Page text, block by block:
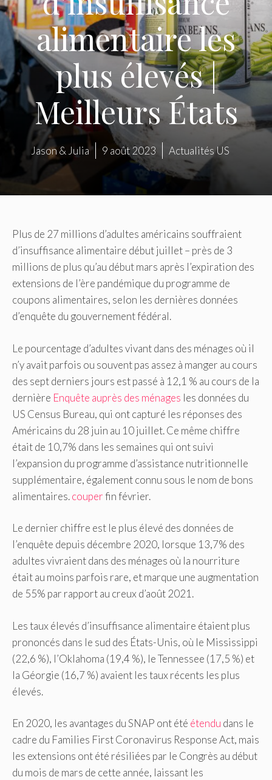
alimentaire les
plus élevés |
Meilleurs États
Jason & Julia 9 août 2023 Actualités US
Plus de 27 millions d’adultes américains souffraient
d’insuffisance alimentaire début juillet – près de 3
millions de plus qu’au début mars après l’expiration des
extensions de l’ère pandémique du programme de
coupons alimentaires, selon les dernières données
d’enquête du gouvernement fédéral.
Le pourcentage d’adultes vivant dans des ménages où il
n’y avait parfois ou souvent pas assez à manger au cours
des sept derniers jours est passé à 12,1 % au cours de la
dernière Enquête auprès des ménages les données du
US Census Bureau, qui ont capturé les réponses des
Américains du 28 juin au 10 juillet. Ce même chiffre
était de 10,7% dans les semaines qui ont suivi
l’expansion du programme d’assistance nutritionnelle
supplémentaire, également connu sous le nom de bons
alimentaires.couperfin février.
Le dernier chiffre est le plus élevé des données de
l’enquête depuis décembre 2020, lorsque 13,7% des
adultes vivraient dans des ménages où la nourriture
était au moins parfois rare, et marque une augmentation
de 55% par rapport au creux d’août 2021.
Les taux élevés d’insuffisance alimentaire étaient plus
prononcés dans le sud des États-Unis, où le Mississippi
(22,6 %), l’Oklahoma (19,4 %), le Tennessee (17,5 %) et
la Géorgie (16,7 %) avaient les taux récents les plus
élevés.
En 2020, les avantages du SNAP ont été étendu dans le
cadre du Families First Coronavirus Response Act, mais
les extensions ont été résiliées par le Congrès au début
du mois de mars de cette année, laissant les